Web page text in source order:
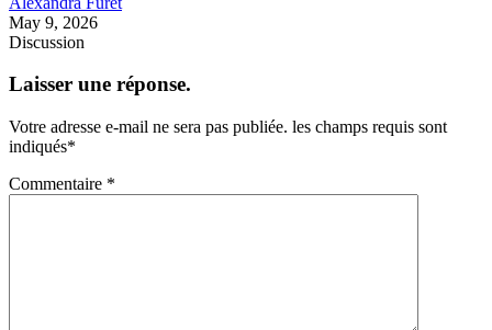
May 9, 2026
Discussion
Laisser une réponse.
Votre adresse e-mail ne sera pas publiée. les champs requis sont
indiqués*
Commentaire *